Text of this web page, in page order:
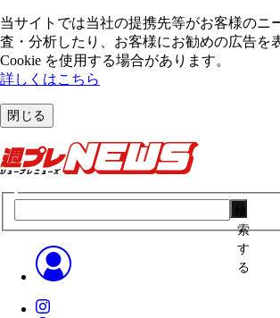
当サイトでは当社の提携先等がお客様のニ
査・分析したり、お客様にお勧めの広告を
Cookie を使⽤する場合があります。
詳しくはこちら
閉じる
索
す
る